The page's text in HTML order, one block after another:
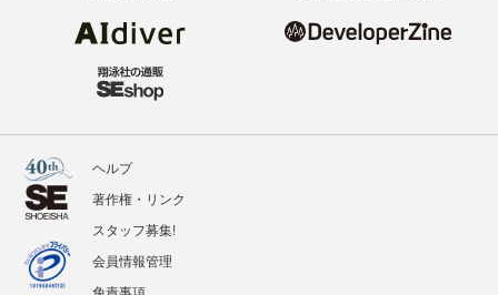
ヘルプ
著作権・リンク
スタッフ募集!
会員情報管理